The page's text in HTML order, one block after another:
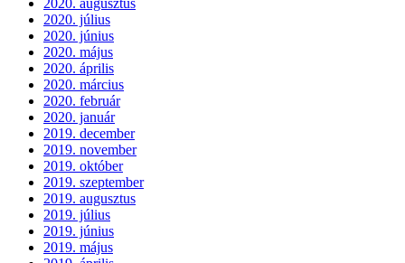
2020. augusztus
2020. július
2020. június
2020. május
2020. április
2020. március
2020. február
2020. január
2019. december
2019. november
2019. október
2019. szeptember
2019. augusztus
2019. július
2019. június
2019. május